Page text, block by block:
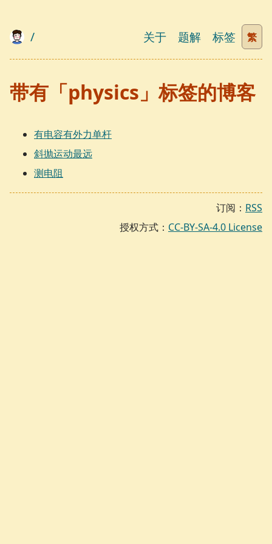
/ 关于 题解 标签 繁
带有「physics」标签的博客
有电容有外力单杆
斜抛运动最远
测电阻
订阅： RSS
授权方式： CC-BY-SA-4.0 License